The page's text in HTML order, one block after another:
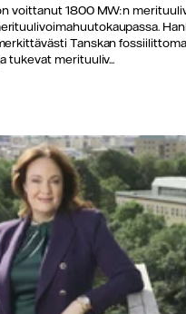
voittanut 1800 MW:n
Tanskan
tukevat merituuliv...